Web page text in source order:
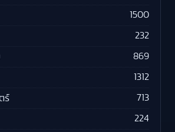
1500
232
869
1312
ร์ 713
224